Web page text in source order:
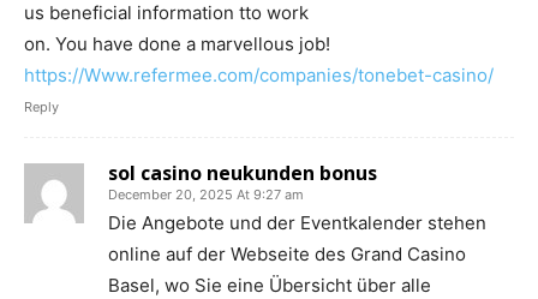
us beneficial information tto work
on. You have done a marvellous job!
https://Www.refermee.com/companies/tonebet-casino/
Reply
sol casino neukunden bonus
December 20, 2025 At 9:27 am
Die Angebote und der Eventkalender stehen
online auf der Webseite des Grand Casino
Basel, wo Sie eine Übersicht über alle